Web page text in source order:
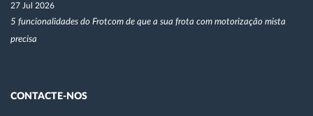
27 Jul 2026
5 funcionalidades do Frotcom de que a sua frota com motorização mista
precisa
CONTACTE-NOS